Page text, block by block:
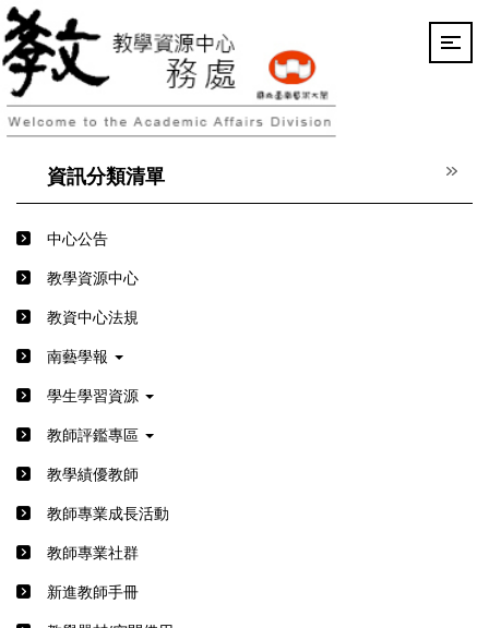
跳
到
主
要
內
容
資訊分類清單
中心公告
教學資源中心
教資中心法規
南藝學報
學生學習資源
教師評鑑專區
教學績優教師
教師專業成長活動
教師專業社群
新進教師手冊